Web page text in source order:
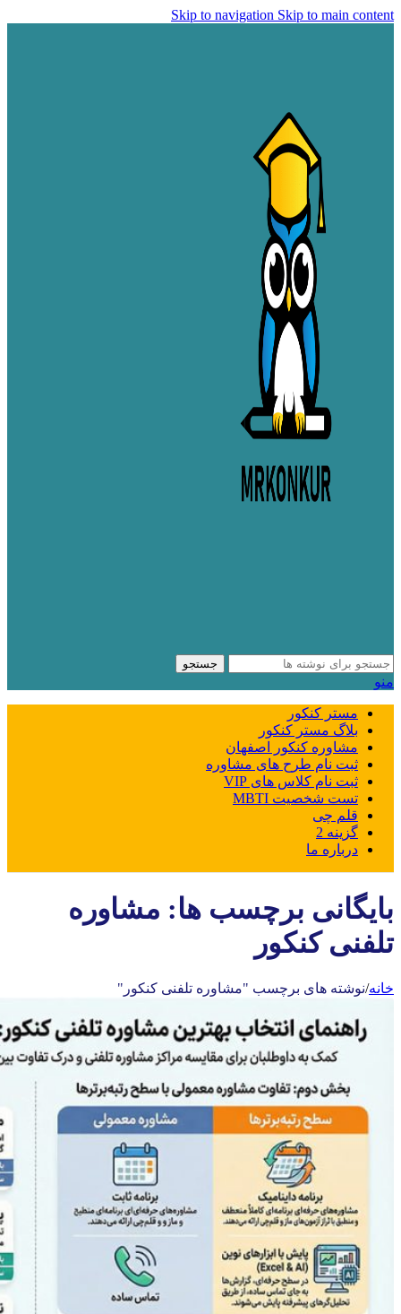
Skip to navigation Skip to main content
جستجو
منو
مستر کنکور
بلاگ مستر کنکور
مشاوره کنکور اصفهان
ثبت نام طرح های مشاوره
ثبت نام کلاس های VIP
تست شخصیت MBTI
قلم چی
گزینه 2
درباره ما
بایگانی برچسب ها: مشاوره
تلفنی کنکور
خانه/نوشته های برچسب "مشاوره تلفنی کنکور"